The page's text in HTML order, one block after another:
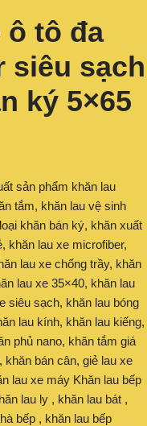
ô tô đa
siêu sạch
ký 5×65
sản phẩm khăn lau
tắm, khăn lau vệ sinh
khăn bán ký, khăn xuất
khăn lau xe microfiber,
lau xe chống trầy, khăn
lau xe 35×40, khăn lau
siêu sạch, khăn lau bóng
lau kính, khăn lau kiếng,
phủ nano, khăn tắm giá
khăn bán cân, giẻ lau xe
lau xe máy Khăn lau bếp
lau ly , khăn lau bát ,
bếp , khăn lau bếp